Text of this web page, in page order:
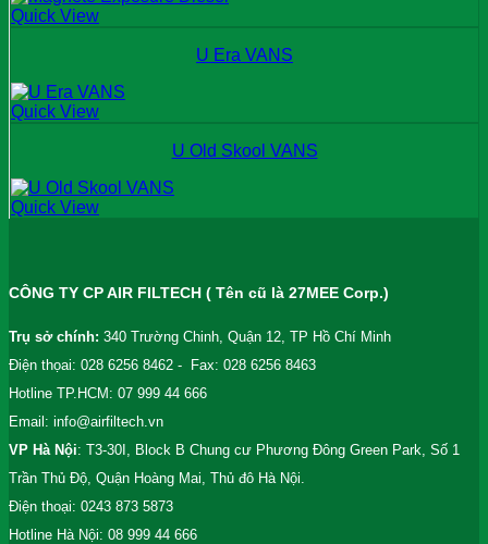
Quick View
Quick View
U Era VANS
Quick View
U Old Skool VANS
CÔNG TY CP AIR FILTECH ( Tên cũ là 27MEE Corp.)
Trụ sở chính: 340 Trường Chinh, Quận 12, TP Hồ Chí Minh
Điện thọai: 028 6256 8462 - Fax: 028 6256 8463
Hotline TP.HCM: 07 999 44 666
Email: info@airfiltech.vn
VP Hà Nội: T3-30I, Block B Chung cư Phương Đông Green Park, Số 1
Trần Thủ Độ, Quận Hoàng Mai, Thủ đô Hà Nội.
Điện thoại: 0243 873 5873
Hotline Hà Nội: 08 999 44 666